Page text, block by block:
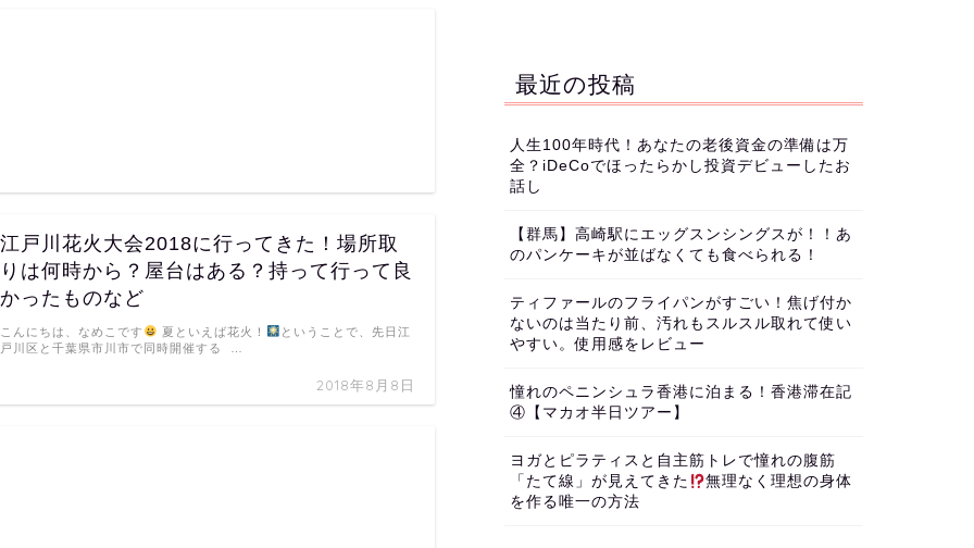
江戸川花火大会2018に行ってきた！場所取
りは何時から？屋台はある？持って行って良
かったものなど
2018年8月8日
こんにちは、なめこです 夏といえば花火！
ということで、先日江
戸川区と千葉県市川市で同時開催する …
最近の投稿
人生100年時代！あなたの老後資金の準備は万
全？iDeCoでほったらかし投資デビューしたお
話し
【群馬】高崎駅にエッグスンシングスが！！あ
のパンケーキが並ばなくても食べられる！
ティファールのフライパンがすごい！焦げ付か
ないのは当たり前、汚れもスルスル取れて使い
やすい。使用感をレビュー
憧れのペニンシュラ香港に泊まる！香港滞在記
④【マカオ半日ツアー】
ヨガとピラティスと自主筋トレで憧れの腹筋
「たて線」が見えてきた
無理なく理想の身体
を作る唯一の方法